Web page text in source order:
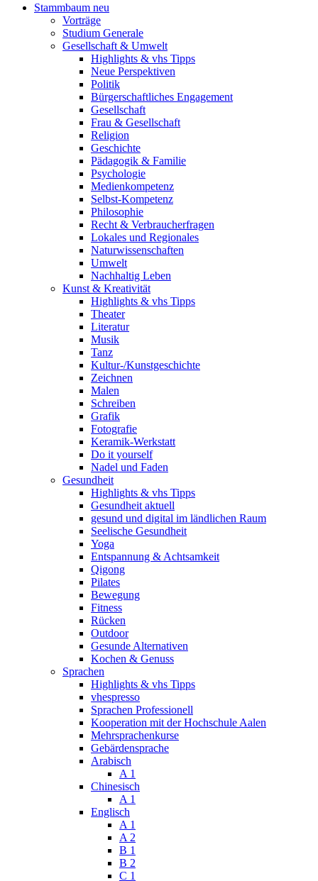
Stammbaum neu
Vorträge
Studium Generale
Gesellschaft & Umwelt
Highlights & vhs Tipps
Neue Perspektiven
Politik
Bürgerschaftliches Engagement
Gesellschaft
Frau & Gesellschaft
Religion
Geschichte
Pädagogik & Familie
Psychologie
Medienkompetenz
Selbst-Kompetenz
Philosophie
Recht & Verbraucherfragen
Lokales und Regionales
Naturwissenschaften
Umwelt
Nachhaltig Leben
Kunst & Kreativität
Highlights & vhs Tipps
Theater
Literatur
Musik
Tanz
Kultur-/Kunstgeschichte
Zeichnen
Malen
Schreiben
Grafik
Fotografie
Keramik-Werkstatt
Do it yourself
Nadel und Faden
Gesundheit
Highlights & vhs Tipps
Gesundheit aktuell
gesund und digital im ländlichen Raum
Seelische Gesundheit
Yoga
Entspannung & Achtsamkeit
Qigong
Pilates
Bewegung
Fitness
Rücken
Outdoor
Gesunde Alternativen
Kochen & Genuss
Sprachen
Highlights & vhs Tipps
vhespresso
Sprachen Professionell
Kooperation mit der Hochschule Aalen
Mehrsprachenkurse
Gebärdensprache
Arabisch
A 1
Chinesisch
A 1
Englisch
A 1
A 2
B 1
B 2
C 1